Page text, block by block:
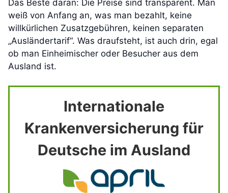
Das Beste daran: Die Preise sind transparent. Man
weiß von Anfang an, was man bezahlt, keine
willkürlichen Zusatzgebühren, keinen separaten
„Ausländertarif“. Was draufsteht, ist auch drin, egal
ob man Einheimischer oder Besucher aus dem
Ausland ist.
Internationale
Krankenversicherung für
Deutsche im Ausland